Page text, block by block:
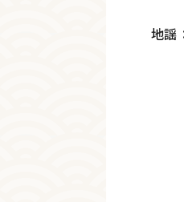
地謡
小